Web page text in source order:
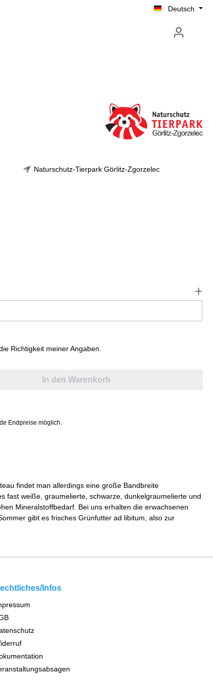
Deutsch
Naturschutz-Tierpark Görlitz-Zgorzelec
Richtigkeit meiner Angaben.
In den Warenkorb
Endpreise möglich.
findet man allerdings eine große Bandbreite
fast weiße, graumelierte, schwarze, dunkelgraumelierte und
Mineralstoffbedarf. Bei uns erhalten die erwachsenen
gibt es frisches Grünfutter ad libitum, also zur
Infos